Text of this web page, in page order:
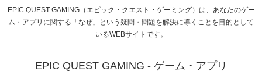
EPIC QUEST GAMING（エピック・クエスト・ゲーミング）は、あなたのゲー
ム・アプリに関する「なぜ」という疑問・問題を解決に導くことを目的として
いるWEBサイトです。
EPIC QUEST GAMING - ゲーム・アプリ